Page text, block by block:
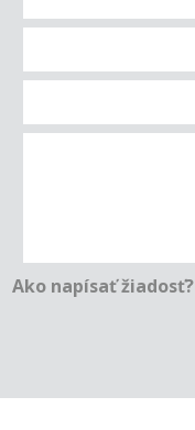
Ako napísať žiadosť?